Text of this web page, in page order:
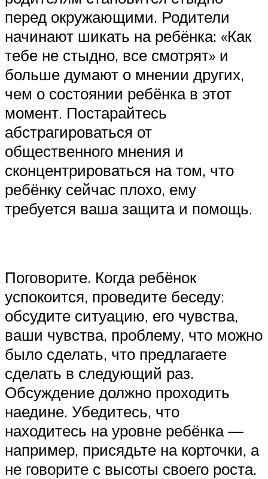
перед окружающими. Родители
начинают шикать на ребёнка: «Как
тебе не стыдно, все смотрят» и
больше думают о мнении других,
чем о состоянии ребёнка в этот
момент. Постарайтесь
абстрагироваться от
общественного мнения и
сконцентрироваться на том, что
ребёнку сейчас плохо, ему
требуется ваша защита и помощь.
‍Поговорите. Когда ребёнок
успокоится, проведите беседу:
обсудите ситуацию, его чувства,
ваши чувства, проблему, что можно
было сделать, что предлагаете
сделать в следующий раз.
Обсуждение должно проходить
наедине. Убедитесь, что
находитесь на уровне ребёнка —
например, присядьте на корточки, а
не говорите с высоты своего роста.